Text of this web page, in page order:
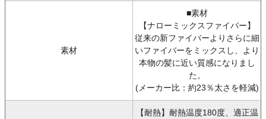
素材
■素材
【ナローミックスファイバー】
従来の新ファイバーよりさらに細
いファイバーをミックスし、より
本物の髪に近い質感になりまし
た。
(メーカー比：約23％太さを軽減)
【耐熱】耐熱温度180度、適正温